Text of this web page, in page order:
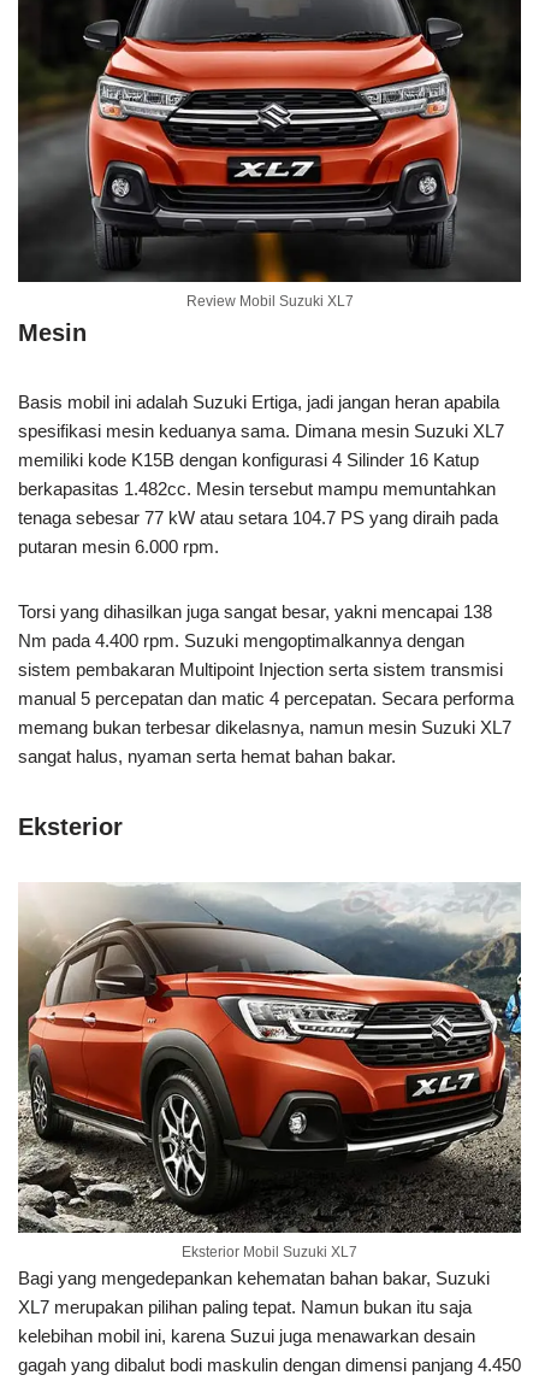
Review Mobil Suzuki XL7
Mesin
Basis mobil ini adalah Suzuki Ertiga, jadi jangan heran apabila
spesifikasi mesin keduanya sama. Dimana mesin Suzuki XL7
memiliki kode K15B dengan konfigurasi 4 Silinder 16 Katup
berkapasitas 1.482cc. Mesin tersebut mampu memuntahkan
tenaga sebesar 77 kW atau setara 104.7 PS yang diraih pada
putaran mesin 6.000 rpm.
Torsi yang dihasilkan juga sangat besar, yakni mencapai 138
Nm pada 4.400 rpm. Suzuki mengoptimalkannya dengan
sistem pembakaran Multipoint Injection serta sistem transmisi
manual 5 percepatan dan matic 4 percepatan. Secara performa
memang bukan terbesar dikelasnya, namun mesin Suzuki XL7
sangat halus, nyaman serta hemat bahan bakar.
Eksterior
Eksterior Mobil Suzuki XL7
Bagi yang mengedepankan kehematan bahan bakar, Suzuki
XL7 merupakan pilihan paling tepat. Namun bukan itu saja
kelebihan mobil ini, karena Suzui juga menawarkan desain
gagah yang dibalut bodi maskulin dengan dimensi panjang 4.450